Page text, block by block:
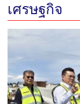
เศรษฐกิจ